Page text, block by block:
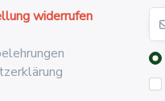
widerrufen